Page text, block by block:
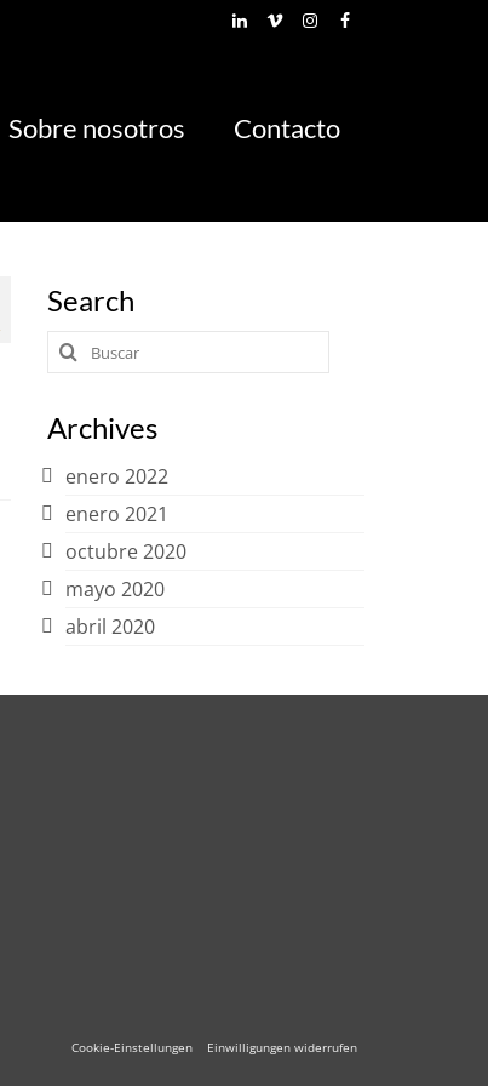
Sobre nosotros Contacto
Search
Buscar
por:
Archives
enero 2022
enero 2021
octubre 2020
mayo 2020
abril 2020
Cookie-Einstellungen Einwilligungen widerrufen